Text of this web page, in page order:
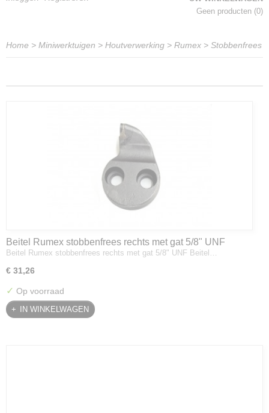
Geen producten (0)
Home > Miniwerktuigen > Houtverwerking > Rumex > Stobbenfrees
Beitel Rumex stobbenfrees rechts met gat 5/8" UNF
Beitel Rumex stobbenfrees rechts met gat 5/8" UNF Beitel…
€ 31,26
✓ Op voorraad
IN WINKELWAGEN